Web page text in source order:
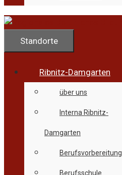
Standorte
Ribnitz-Damgarten
über uns
Interna Ribnitz-
Damgarten
Berufsvorbereitung
Berufsschule